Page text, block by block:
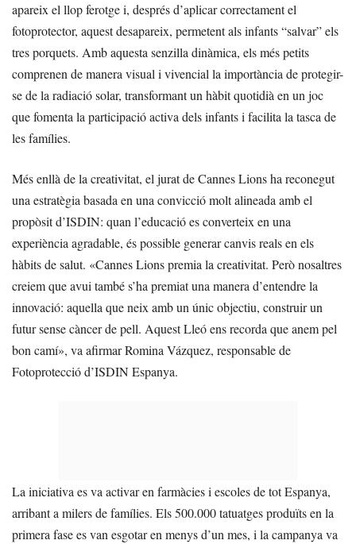
apareix el llop ferotge i, després d’aplicar correctament el
fotoprotector, aquest desapareix, permetent als infants “salvar” els
tres porquets. Amb aquesta senzilla dinàmica, els més petits
comprenen de manera visual i vivencial la importància de protegir-
se de la radiació solar, transformant un hàbit quotidià en un joc
que fomenta la participació activa dels infants i facilita la tasca de
les famílies.
Més enllà de la creativitat, el jurat de Cannes Lions ha reconegut
una estratègia basada en una convicció molt alineada amb el
propòsit d’ISDIN: quan l’educació es converteix en una
experiència agradable, és possible generar canvis reals en els
hàbits de salut. «Cannes Lions premia la creativitat. Però nosaltres
creiem que avui també s’ha premiat una manera d’entendre la
innovació: aquella que neix amb un únic objectiu, construir un
futur sense càncer de pell. Aquest Lleó ens recorda que anem pel
bon camí», va afirmar Romina Vázquez, responsable de
Fotoprotecció d’ISDIN Espanya.
La iniciativa es va activar en farmàcies i escoles de tot Espanya,
arribant a milers de famílies. Els 500.000 tatuatges produïts en la
primera fase es van esgotar en menys d’un mes, i la campanya va